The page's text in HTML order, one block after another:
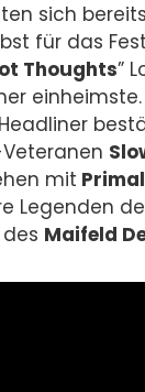
sich bereits
für das
Thoughts”
mit Primal
Legenden
Maifeld